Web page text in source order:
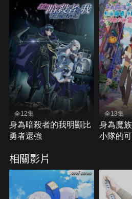
全12集
身為暗殺者的我明顯比
勇者還強
全13集
身為魔
小隊的
相關影片